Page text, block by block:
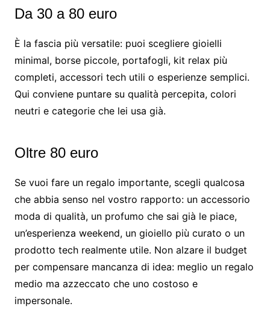
Da 30 a 80 euro
È la fascia più versatile: puoi scegliere gioielli
minimal, borse piccole, portafogli, kit relax più
completi, accessori tech utili o esperienze semplici.
Qui conviene puntare su qualità percepita, colori
neutri e categorie che lei usa già.
Oltre 80 euro
Se vuoi fare un regalo importante, scegli qualcosa
che abbia senso nel vostro rapporto: un accessorio
moda di qualità, un profumo che sai già le piace,
un’esperienza weekend, un gioiello più curato o un
prodotto tech realmente utile. Non alzare il budget
per compensare mancanza di idea: meglio un regalo
medio ma azzeccato che uno costoso e
impersonale.